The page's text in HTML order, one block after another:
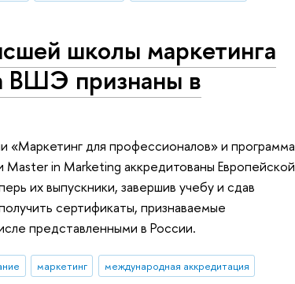
школы маркетинга
ВШЭ признаны в
«Маркетинг для профессионалов» и программа
in Marketing аккредитованы Европейской
их выпускники, завершив учебу и сдав
сертификаты, признаваемые
представленными в России.
маркетинг международная аккредитация